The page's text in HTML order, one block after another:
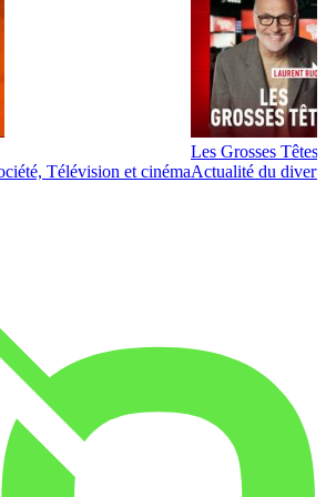
Télévision et cinéma
Les Grosses Têtes
Actualité du